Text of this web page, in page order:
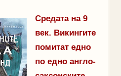
Средата на 9
век. Викингите
помитат едно
по едно англо-